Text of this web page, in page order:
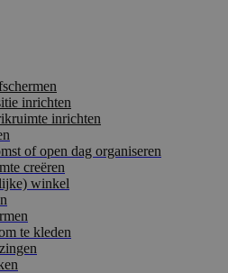
inrichten
inrichten
of open dag organiseren
creëren
winkel
te kleden